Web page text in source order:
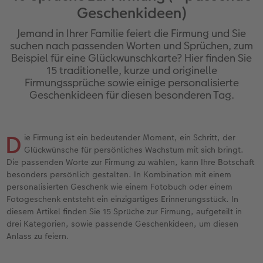
Panoramaseite
Erinnerungstasche
Personalisierter Schuber
Bestellwege
Jahrbuch
Reisefotobuch
Kundenbeispiele
Webinare & VHS
Rahmen
Fotocollage
hexxas
Acrylglas
Gallery Print
Hartschaum
Mehrteiler
Bestellwege
Bilderboxen
Fotosets
Fotosticker
Art Prints
Rahmen
Fotogrößen & Formate
Bestellwege
Last Minute Fotos
Biometrisches Passbild
Sofortfotos
Sofortsticker
Sofortfotos mit Rahmen
Sofortfotos mit Design
Sofortfotostreifen
Sofortfotogrußkarten
Sofortfotosets
Trinkgefäße
Fototassen
Emaille Becher
Trinkflasche
Schule & Büro
Textilien
Art Prints
Faber-Castell
Geburtstagskarten
Babykarten
Geburtskarten
Taufkarten
Fotokarten
Digitale Grußkarte
Bestellwege
Papierqualitäten
Huawei Hüllen
Silikonhüllen
Handykette
Kunststoffhüllen
Holzhüllen
Bio-based Case
Mit Design
Bestellwege
Terminplaner
Wandkalender Fineline
Kundenbeispiele
Papierqualitäten
Designvorlagen
Kalender mit fertigem Design
Gestaltungsideen
CEWE myPhotos
Danke sagen
für Männer
für Frauen
für Freundinnen
für Großeltern
für Tierfreunde
Einfach & schnell gestaltet
Besondere Geschenkideen
Familie
Baby
Erste Schritte
Kreative Ideen mit Sofortfotos
Fotobuch für Anfänger
Softwaretipps
Videotutorials
Anleitungen & Hilfe
Biometrisches Passbild
Neue Funktionen
Erste Schritte
Softwaretipps
Geschenkideen)
Jemand in Ihrer Familie feiert die Firmung und Sie
suchen nach passenden Worten und Sprüchen, zum
Beispiel für eine Glückwunschkarte? Hier finden Sie
15 traditionelle, kurze und originelle
Firmungssprüche sowie einige personalisierte
Geschenkideen für diesen besonderen Tag.
D ie Firmung ist ein bedeutender Moment, ein Schritt, der
Glückwünsche für persönliches Wachstum mit sich bringt.
Die passenden Worte zur Firmung zu wählen, kann Ihre Botschaft
besonders persönlich gestalten. In Kombination mit einem
personalisierten Geschenk wie einem Fotobuch oder einem
Fotogeschenk entsteht ein einzigartiges Erinnerungsstück. In
diesem Artikel finden Sie 15 Sprüche zur Firmung, aufgeteilt in
drei Kategorien, sowie passende Geschenkideen, um diesen
Anlass zu feiern.